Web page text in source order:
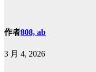
作者808, ab
3 月 4, 2026